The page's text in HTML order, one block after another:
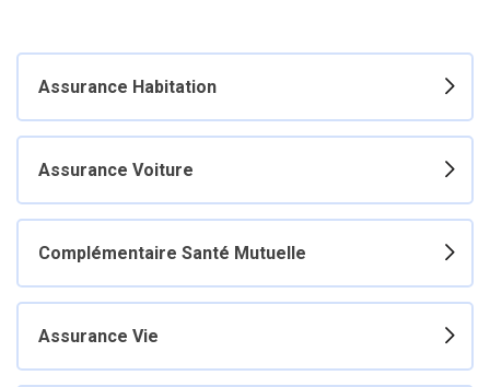
Assurance Habitation
Assurance Voiture
Complémentaire Santé Mutuelle
Assurance Vie